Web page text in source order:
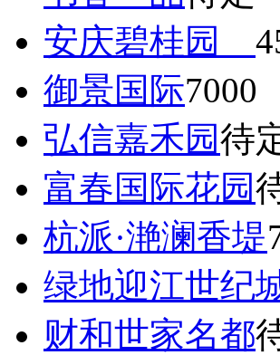
安庆碧桂园
御景国际7000
弘信嘉禾园待
富春国际花园
杭派·滟澜香堤
绿地迎江世纪
财和世家名都